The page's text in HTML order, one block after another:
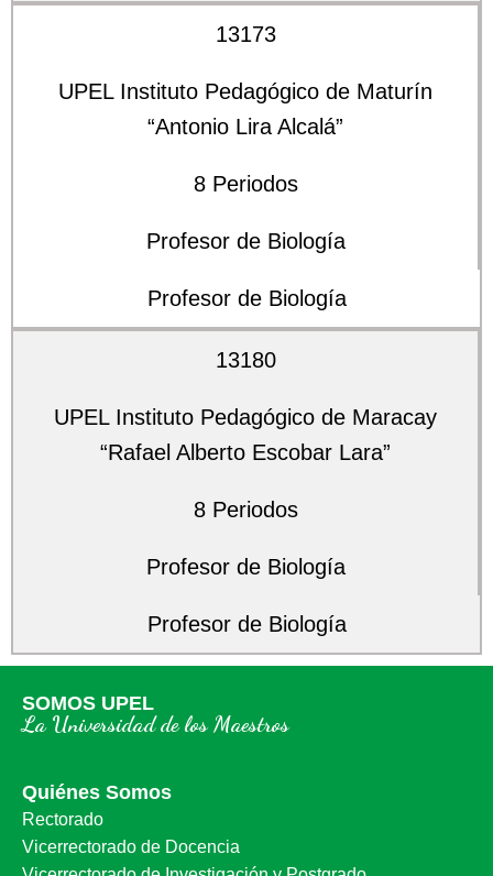
13173
UPEL Instituto Pedagógico de Maturín
“Antonio Lira Alcalá”
8 Periodos
Profesor de Biología
Profesor de Biología
13180
UPEL Instituto Pedagógico de Maracay
“Rafael Alberto Escobar Lara”
8 Periodos
Profesor de Biología
Profesor de Biología
SOMOS UPEL
La Universidad de los Maestros
Quiénes Somos
Rectorado
Vicerrectorado de Docencia